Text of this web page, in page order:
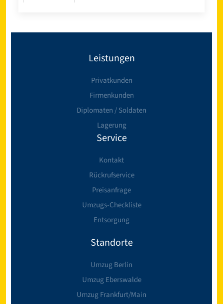
Leistungen
Privatkunden
Firmenkunden
Diplomaten / Soldaten
Lagerung
Service
Kontakt
Rückrufservice
Preisanfrage
Umzugs-Checkliste
Entsorgung
Standorte
Umzug Berlin
Umzug Eberswalde
Umzug Frankfurt/Main